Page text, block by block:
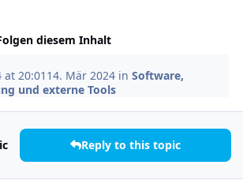
diesem Inhalt
20:01 14. Mär 2024 inSoftware,
und externe Tools
Reply to this topic